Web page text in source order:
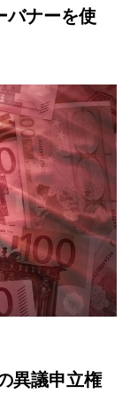
ナーを使
異議申立権